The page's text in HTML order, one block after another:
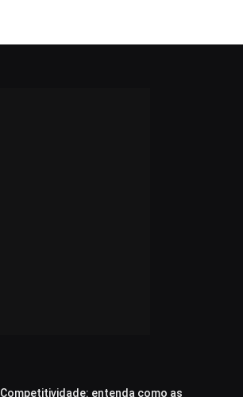
Competitividade: entenda como as